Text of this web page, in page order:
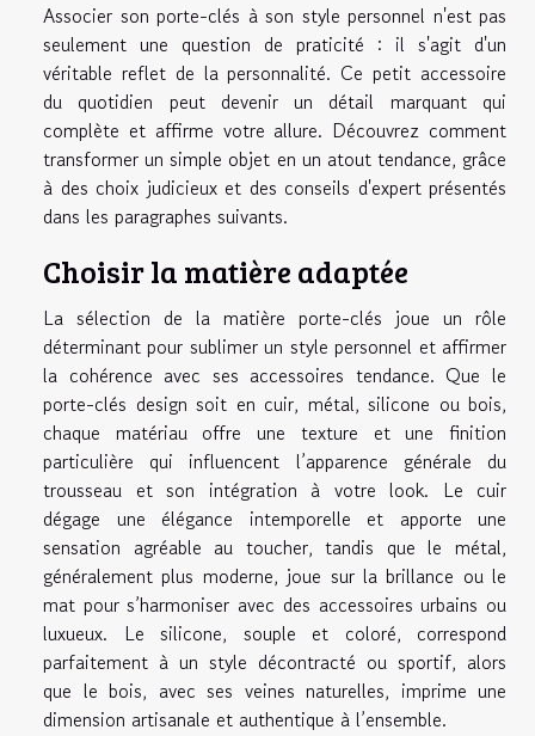
Associer son porte-clés à son style personnel n'est pas
seulement une question de praticité : il s'agit d'un
véritable reflet de la personnalité. Ce petit accessoire
du quotidien peut devenir un détail marquant qui
complète et affirme votre allure. Découvrez comment
transformer un simple objet en un atout tendance, grâce
à des choix judicieux et des conseils d'expert présentés
dans les paragraphes suivants.
Choisir la matière adaptée
La sélection de la matière porte-clés joue un rôle
déterminant pour sublimer un style personnel et affirmer
la cohérence avec ses accessoires tendance. Que le
porte-clés design soit en cuir, métal, silicone ou bois,
chaque matériau offre une texture et une finition
particulière qui influencent l’apparence générale du
trousseau et son intégration à votre look. Le cuir
dégage une élégance intemporelle et apporte une
sensation agréable au toucher, tandis que le métal,
généralement plus moderne, joue sur la brillance ou le
mat pour s’harmoniser avec des accessoires urbains ou
luxueux. Le silicone, souple et coloré, correspond
parfaitement à un style décontracté ou sportif, alors
que le bois, avec ses veines naturelles, imprime une
dimension artisanale et authentique à l’ensemble.